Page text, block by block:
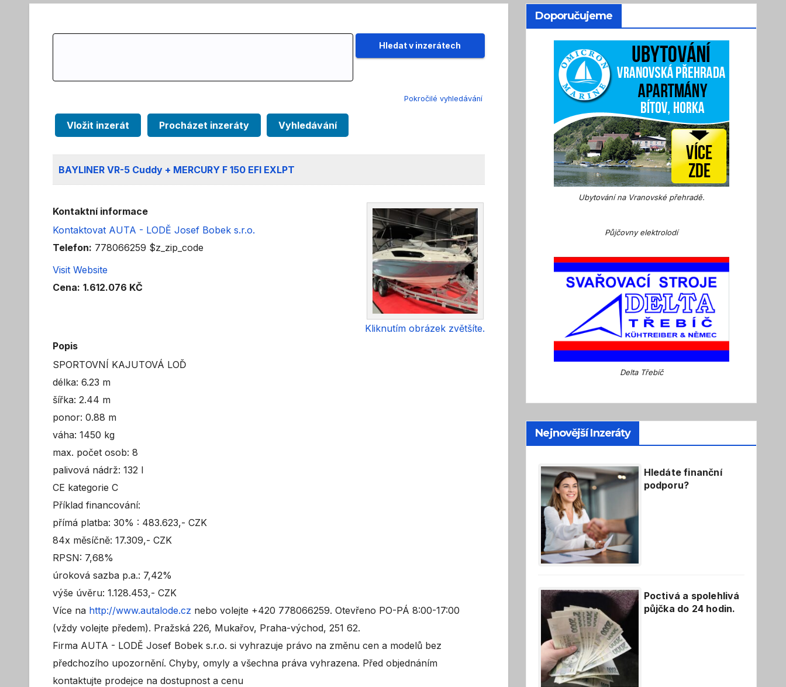
Pokročilé vyhledávání
Vložit inzerát Procházet inzeráty Vyhledávání
BAYLINER VR-5 Cuddy + MERCURY F 150 EFI EXLPT
Kliknutím obrázek zvětšíte.
Kontaktní informace
Kontaktovat AUTA - LODĚ Josef Bobek s.r.o.
Telefon: 778066259 $z_zip_code
Visit Website
Cena: 1.612.076 KČ
Popis
SPORTOVNÍ KAJUTOVÁ LOĎ
délka: 6.23 m
šířka: 2.44 m
ponor: 0.88 m
váha: 1450 kg
max. počet osob: 8
palivová nádrž: 132 l
CE kategorie C
Příklad financování:
přímá platba: 30% : 483.623,- CZK
84x měsíčně: 17.309,- CZK
RPSN: 7,68%
úroková sazba p.a.: 7,42%
výše úvěru: 1.128.453,- CZK
Více na http://www.autalode.cz nebo volejte +420 778066259. Otevřeno PO-PÁ 8:00-17:00
(vždy volejte předem). Pražská 226, Mukařov, Praha-východ, 251 62.
Firma AUTA - LODĚ Josef Bobek s.r.o. si vyhrazuje právo na změnu cen a modelů bez
předchozího upozornění. Chyby, omyly a všechna práva vyhrazena. Před objednáním
kontaktujte prodejce na dostupnost a cenu
Doporučujeme
Ubytování na Vranovské přehradě.
Půjčovny elektrolodí
Delta Třebíč
Nejnovější Inzeráty
Hledáte finanční
podporu?
Poctivá a spolehlivá
půjčka do 24 hodin.